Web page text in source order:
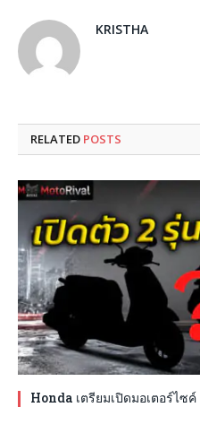
KRISTHA
RELATED POSTS
Honda เตรียมเปิดมอเตอร์ไซ